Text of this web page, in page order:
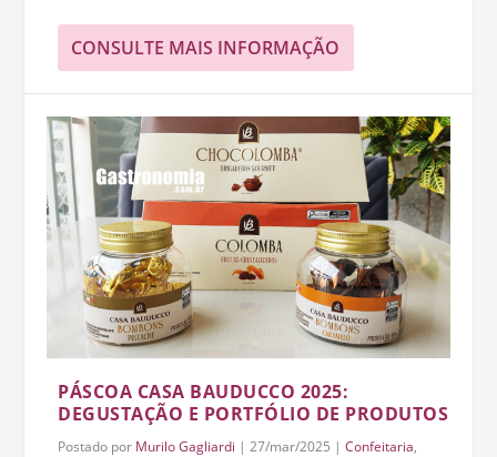
CONSULTE MAIS INFORMAÇÃO
PÁSCOA CASA BAUDUCCO 2025:
DEGUSTAÇÃO E PORTFÓLIO DE PRODUTOS
Postado por Murilo Gagliardi |27/mar/2025 |Confeitaria,